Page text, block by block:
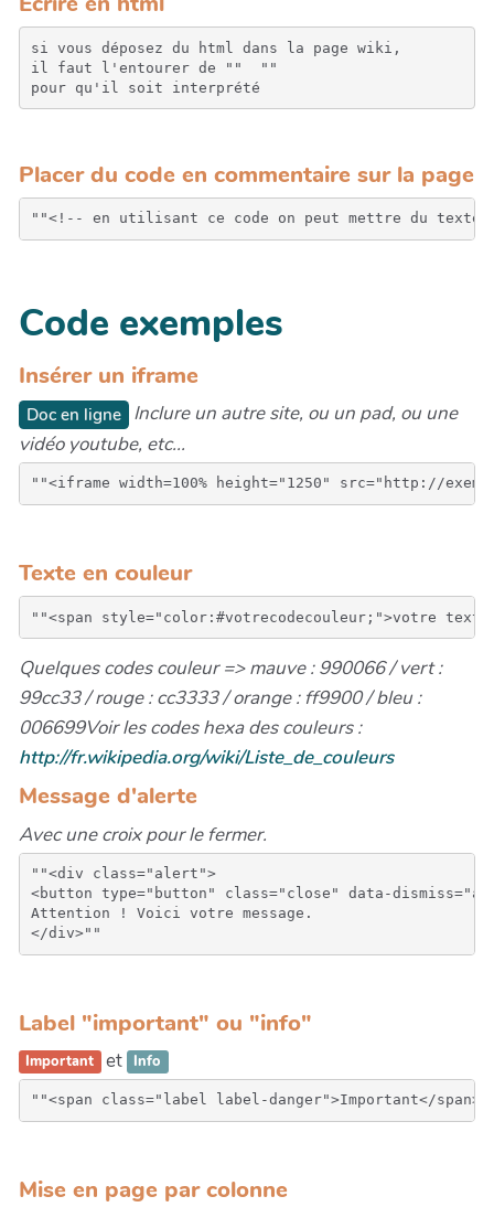
si vous déposez du html dans la page wiki,
il faut l'entourer de ""
""
pour qu'il soit interprété
Placer du code en commentaire sur la page
Code exemples
Insérer un iframe
Doc en ligne Inclure un autre site, ou un pad, ou une
vidéo youtube, etc...
Texte en couleur
Quelques codes couleur => mauve : 990066 / vert :
99cc33 / rouge : cc3333 / orange : ff9900 / bleu :
006699Voir les codes hexa des couleurs :
http://fr.wikipedia.org/wiki/Liste_de_couleurs
Message d'alerte
Avec une croix pour le fermer.
""<div class="alert">
<button type="button" class="close" data-
Attention ! Voici votre message.
Label "important" ou "info"
Important et Info
Mise en page par colonne